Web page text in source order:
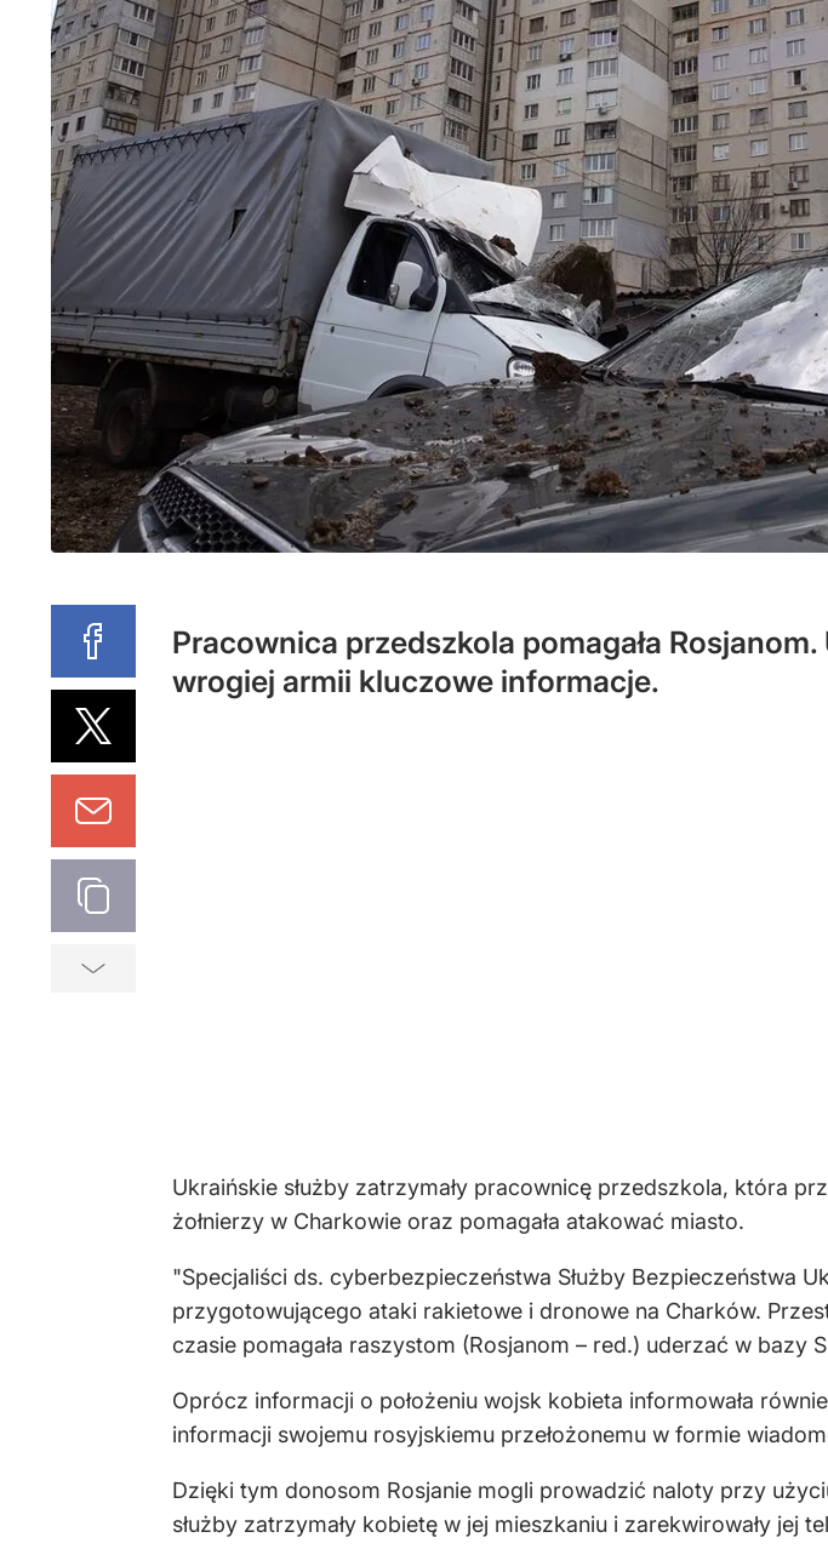
Pracownica przedszkola pomagała
wrogiej armii kluczowe informacje.
Ukraińskie służby zatrzymały pracownicę przedszkola, która
żołnierzy w Charkowie oraz pomagała atakować miasto.
"Specjaliści ds. cyberbezpieczeństwa Służby Bezpieczeństwa
przygotowującego ataki rakietowe i dronowe na Charków.
czasie pomagała raszystom (Rosjanom – red.) uderzać w bazy
Oprócz informacji o położeniu wojsk kobieta informowała
informacji swojemu rosyjskiemu przełożonemu w formie
Dzięki tym donosom Rosjanie mogli prowadzić naloty przy
służby zatrzymały kobietę w jej mieszkaniu i zarekwirowały jej